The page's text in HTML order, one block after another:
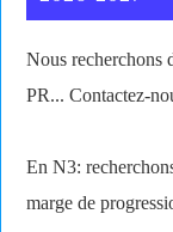
Nous recherchons
PR... Contactez-
En N3:
marge de